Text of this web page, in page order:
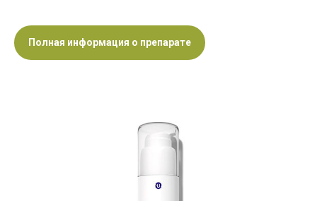
Полная информация о препарате